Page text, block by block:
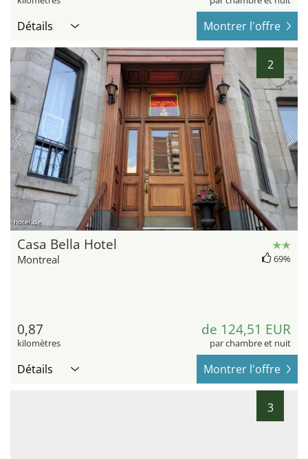
Détails Montrer l'offre
2
hotel.de
Casa Bella Hotel
Montreal 69%
0,87
kilomètres
de 124,51 EUR
par chambre et nuit
Détails Montrer l'offre
3